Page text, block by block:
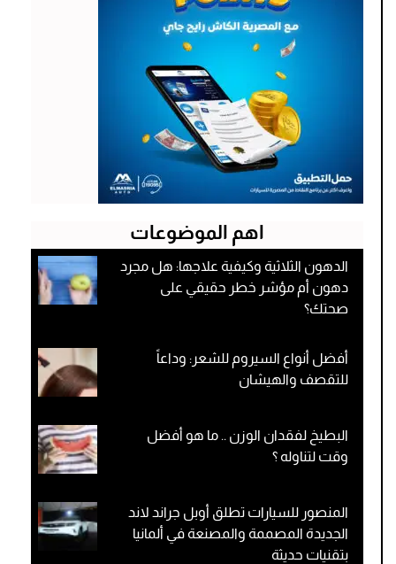
اهم الموضوعات
الدهون الثلاثية وكيفية علاجها: هل مجرد
دهون أم مؤشر خطر حقيقي على
صحتك؟
أفضل أنواع السيروم للشعر: وداعاً
للتقصف والهيشان
البطيخ لفقدان الوزن .. ما هو أفضل
وقت لتناوله ؟
المنصور للسيارات تطلق أوبل جراند لاند
الجديدة المصممة والمصنعة في ألمانيا
بتقنيات حديثة